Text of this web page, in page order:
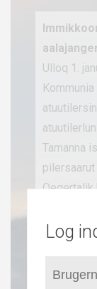
Ulloq 1.
Tamanna
Qeqertalik
Log